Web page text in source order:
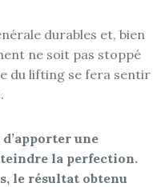
durables et, bien
ne soit pas stoppé
du lifting se fera sentir
une
la perfection.
le résultat obtenu